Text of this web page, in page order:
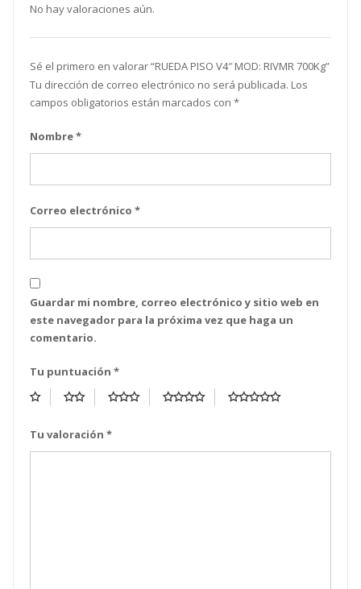
No hay valoraciones aún.
Sé el primero en valorar “RUEDA PISO V4″ MOD: RIVMR 700Kg”
Tu dirección de correo electrónico no será publicada. Los
campos obligatorios están marcados con *
Nombre*
Correo electrónico *
Guardar mi nombre, correo electrónico y sitio web en
este navegador para la próxima vez que haga un
comentario.
Tu puntuación *
Tu valoración *